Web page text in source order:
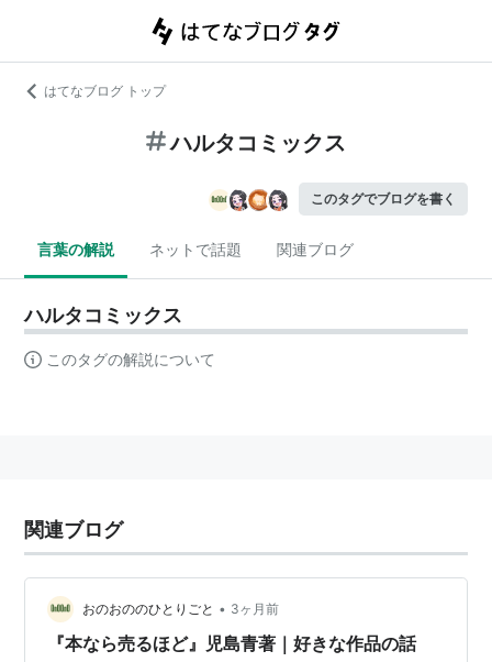
はてなブログ トップ
ハルタコミックス
このタグでブログを書く
言葉の解説 ネットで話題 関連ブログ
ハルタコミックス
このタグの解説について
関連ブログ
おのおののひとりごと • 3ヶ月前
『本なら売るほど』児島青著｜好きな作品の話